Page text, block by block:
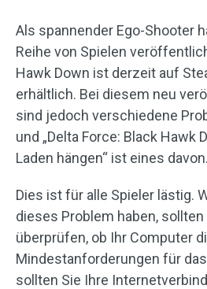
Als spannender Ego-Shooter
Reihe von Spielen
Hawk Down ist derzeit auf
erhältlich. Bei diesem neu
sind jedoch verschiedene
und „Delta Force: Black Hawk
Laden hängen“ ist eines davon.
Dies ist für alle Spieler lästig.
dieses Problem haben,
überprüfen, ob Ihr Computer
Mindestanforderungen für
sollten Sie Ihre